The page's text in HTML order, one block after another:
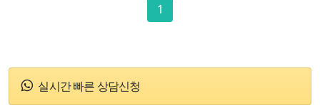
실시간 빠른 상담신청
1